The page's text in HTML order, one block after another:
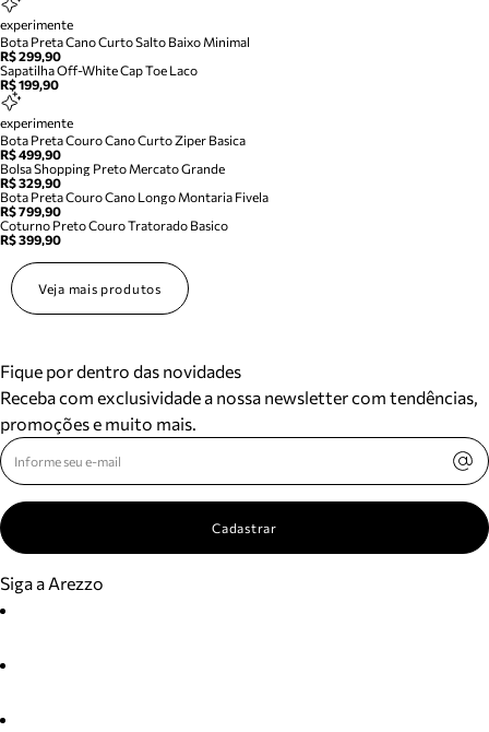
experimente
Bota Preta Cano Curto Salto Baixo Minimal
R$ 299,90
Sapatilha Off-White Cap Toe Laco
R$ 199,90
experimente
Bota Preta Couro Cano Curto Ziper Basica
R$ 499,90
Bolsa Shopping Preto Mercato Grande
R$ 329,90
Bota Preta Couro Cano Longo Montaria Fivela
R$ 799,90
Coturno Preto Couro Tratorado Basico
R$ 399,90
Veja mais produtos
Fique por dentro das novidades
Receba com exclusividade a nossa newsletter com tendências,
promoções e muito mais.
Cadastrar
Siga a Arezzo